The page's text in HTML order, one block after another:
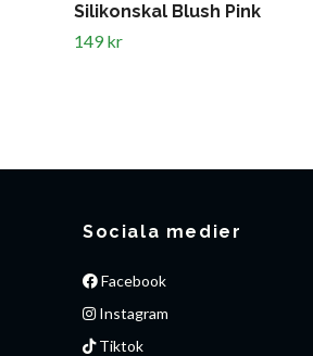
Silikonskal Blush Pink
149 kr
Sociala medier
Facebook
Instagram
Tiktok